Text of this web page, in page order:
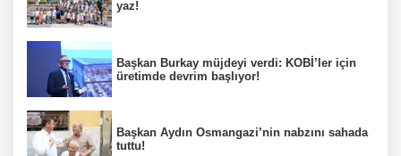
yaz!
Başkan Burkay müjdeyi verdi: KOBİ’ler için
üretimde devrim başlıyor!
Başkan Aydın Osmangazi’nin nabzını sahada
tuttu!